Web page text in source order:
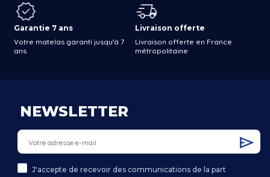
Garantie 7 ans
Votre matelas garanti jusqu'à 7
ans
Livraison offerte
Livraison offerte en France
métropolitaine
NEWSLETTER
J'accepte de recevoir des communications de la part